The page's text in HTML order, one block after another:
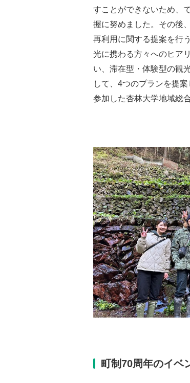
すことができないため、
握に努めました。その後
再利用に関する提案を行
光に携わる方々へのヒア
い、滞在型・体験型の観
して、4つのプランを提
参加した杏林大学地域総
町制70周年のイベ